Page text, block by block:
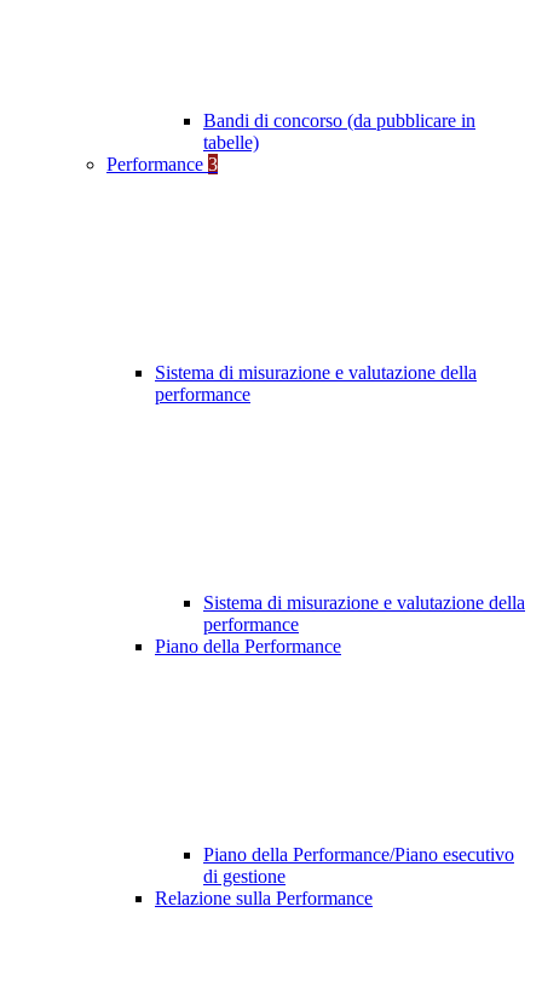
Bandi di concorso (da pubblicare in
tabelle)
Performance 3
Sistema di misurazione e valutazione della
performance
Sistema di misurazione e valutazione della
performance
Piano della Performance
Piano della Performance/Piano esecutivo
di gestione
Relazione sulla Performance